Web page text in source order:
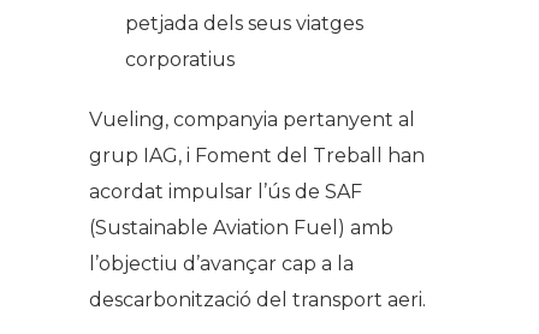
petjada dels seus viatges
corporatius
Vueling, companyia pertanyent al
grup IAG, i Foment del Treball han
acordat impulsar l’ús de SAF
(Sustainable Aviation Fuel) amb
l’objectiu d’avançar cap a la
descarbonització del transport aeri.